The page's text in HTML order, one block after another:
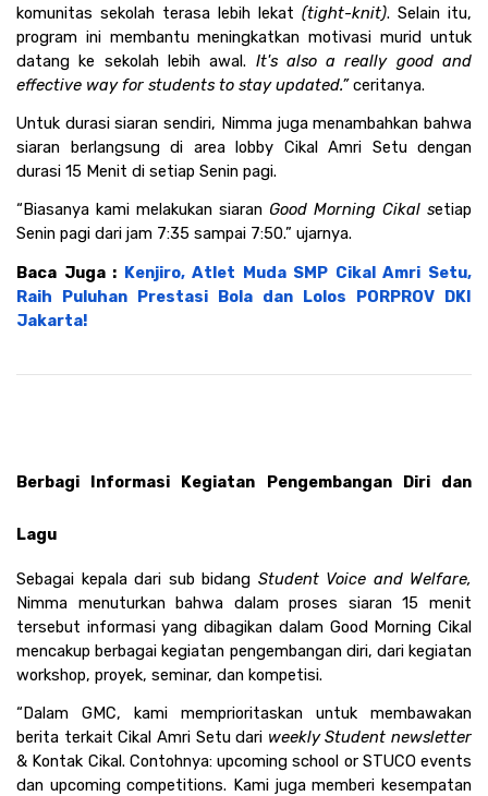
komunitas sekolah terasa lebih lekat (tight-knit). Selain itu,
program ini membantu meningkatkan motivasi murid untuk
datang ke sekolah lebih awal. It's also a really good and
effective way for students to stay updated.” ceritanya.
Untuk durasi siaran sendiri, Nimma juga menambahkan bahwa
siaran berlangsung di area lobby Cikal Amri Setu dengan
durasi 15 Menit di setiap Senin pagi.
“Biasanya kami melakukan siaran Good Morning Cikal setiap
Senin pagi dari jam 7:35 sampai 7:50.” ujarnya.
Baca Juga : Kenjiro, Atlet Muda SMP Cikal Amri Setu,
Raih Puluhan Prestasi Bola dan Lolos PORPROV DKI
Jakarta!
Berbagi Informasi Kegiatan Pengembangan Diri dan
Lagu
Sebagai kepala dari sub bidang
Nimma menuturkan bahwa dalam proses siaran 15 menit
tersebut informasi yang dibagikan dalam Good Morning Cikal
mencakup berbagai kegiatan pengembangan diri, dari kegiatan
workshop, proyek, seminar, dan kompetisi.
“Dalam GMC, kami memprioritaskan untuk membawakan
berita terkait Cikal Amri Setu dari weekly Student newsletter
& Kontak Cikal. Contohnya: upcoming school or STUCO events
dan upcoming competitions. Kami juga memberi kesempatan